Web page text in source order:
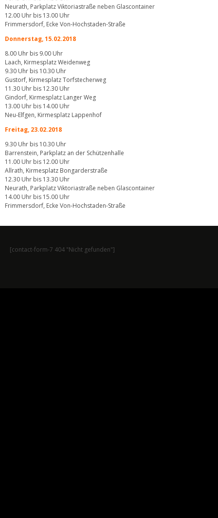
Neurath, Parkplatz Viktoriastraße neben Glascontainer
12.00 Uhr bis 13.00 Uhr
Frimmersdorf, Ecke Von-Hochstaden-Straße
Donnerstag, 15.02.2018
8.00 Uhr bis 9.00 Uhr
Laach, Kirmesplatz Weidenweg
9.30 Uhr bis 10.30 Uhr
Gustorf, Kirmesplatz Torfstecherweg
11.30 Uhr bis 12.30 Uhr
Gindorf, Kirmesplatz Langer Weg
13.00 Uhr bis 14.00 Uhr
Neu-Elfgen, Kirmesplatz Lappenhof
Freitag, 23.02.2018
9.30 Uhr bis 10.30 Uhr
Barrenstein, Parkplatz an der Schützenhalle
11.00 Uhr bis 12.00 Uhr
Allrath, Kirmesplatz Bongarderstraße
12.30 Uhr bis 13.30 Uhr
Neurath, Parkplatz Viktoriastraße neben Glascontainer
14.00 Uhr bis 15.00 Uhr
Frimmersdorf, Ecke Von-Hochstaden-Straße
[contact-form-7 404 "Nicht gefunden"]